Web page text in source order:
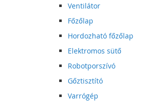
Ventilátor
Főzőlap
Hordozható főzőlap
Elektromos sütő
Robotporszívó
Gőztisztító
Varrógép